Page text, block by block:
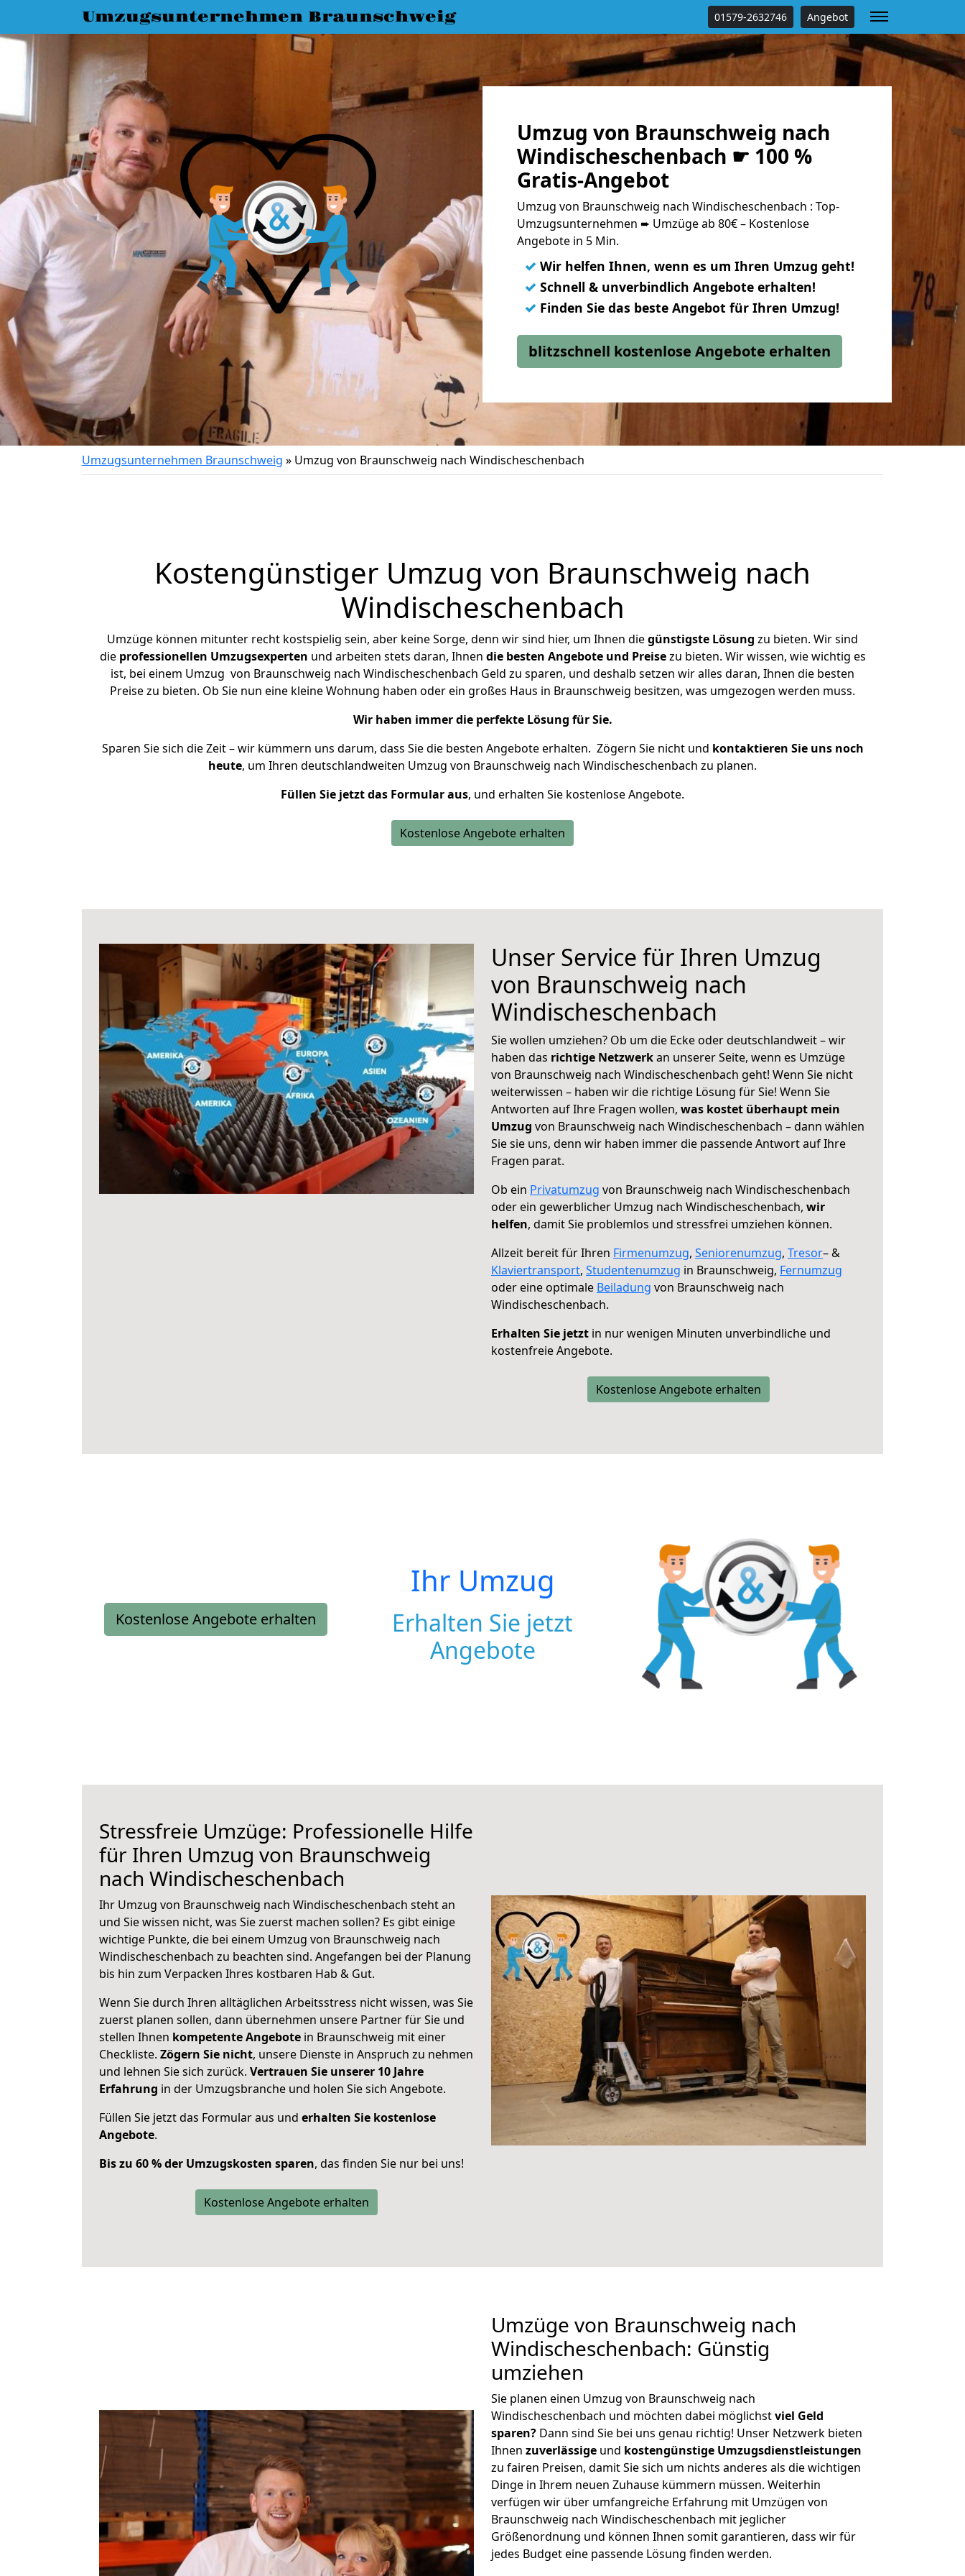
Umzugsunternehmen Braunschweig 01579-2632746 Angebot
Umzug von Braunschweig nach
Windischeschenbach ☛ 100 %
Gratis-Angebot
Umzug von Braunschweig nach Windischeschenbach : Top-
Umzugsunternehmen ➨ Umzüge ab 80€ – Kostenlose
Angebote in 5 Min.
✓ Wir helfen Ihnen, wenn es um Ihren Umzug geht!
✓ Schnell & unverbindlich Angebote erhalten!
✓ Finden Sie das beste Angebot für Ihren Umzug!
blitzschnell kostenlose Angebote erhalten
Umzugsunternehmen Braunschweig » Umzug von Braunschweig nach Windischeschenbach
Kostengünstiger Umzug von Braunschweig nach
Windischeschenbach
Umzüge können mitunter recht kostspielig sein, aber keine Sorge, denn wir sind hier, um Ihnen diegünstigste Lösung zu bieten. Wir sind
die professionellen Umzugsexperten und arbeiten stets daran, Ihnen die besten Angebote und Preisezu bieten. Wir wissen, wie wichtig es
ist, bei einem Umzug von Braunschweig nach Windischeschenbach Geld zu sparen, und deshalb setzen wir alles daran, Ihnen die besten
Preise zu bieten. Ob Sie nun eine kleine Wohnung haben oder ein großes Haus in Braunschweig besitzen, was umgezogen werden muss.
Wir haben immer die perfekte Lösung für Sie.
Sparen Sie sich die Zeit – wir kümmern uns darum, dass Sie die besten Angebote erhalten. Zögern Sie nicht und kontaktieren Sie uns noch
heute, um Ihren deutschlandweiten Umzug von Braunschweig nach Windischeschenbach zu planen.
Füllen Sie jetzt das Formular aus, und erhalten Sie kostenlose Angebote.
Kostenlose Angebote erhalten
Unser Service für Ihren Umzug
von Braunschweig nach
Windischeschenbach
Sie wollen umziehen? Ob um die Ecke oder deutschlandweit – wir
haben das richtige Netzwerkan unserer Seite, wenn es Umzüge
von Braunschweig nach Windischeschenbach geht! Wenn Sie nicht
weiterwissen – haben wir die richtige Lösung für Sie! Wenn Sie
Antworten auf Ihre Fragen wollen, was kostet überhaupt mein
Umzug von Braunschweig nach Windischeschenbach – dann wählen
Sie sie uns, denn wir haben immer die passende Antwort auf Ihre
Fragen parat.
Ob ein Privatumzug von Braunschweig nach Windischeschenbach
oder ein gewerblicher Umzug nach Windischeschenbach, wir
helfen, damit Sie problemlos und stressfrei umziehen können.
Allzeit bereit für Ihren Firmenumzug, Seniorenumzug, Tresor– &
Klaviertransport, Studentenumzug in Braunschweig, Fernumzug
oder eine optimale Beiladung von Braunschweig nach
Windischeschenbach.
Erhalten Sie jetzt in nur wenigen Minuten unverbindliche und
kostenfreie Angebote.
Kostenlose Angebote erhalten
Kostenlose Angebote erhalten
Ihr Umzug
Erhalten Sie jetzt
Angebote
Stressfreie Umzüge: Professionelle Hilfe
für Ihren Umzug von Braunschweig
nach Windischeschenbach
Ihr Umzug von Braunschweig nach Windischeschenbach steht an
und Sie wissen nicht, was Sie zuerst machen sollen? Es gibt einige
wichtige Punkte, die bei einem Umzug von Braunschweig nach
Windischeschenbach zu beachten sind. Angefangen bei der Planung
bis hin zum Verpacken Ihres kostbaren Hab & Gut.
Wenn Sie durch Ihren alltäglichen Arbeitsstress nicht wissen, was Sie
zuerst planen sollen, dann übernehmen unsere Partner für Sie und
stellen Ihnen kompetente Angebote in Braunschweig mit einer
Checkliste. Zögern Sie nicht, unsere Dienste in Anspruch zu nehmen
und lehnen Sie sich zurück. Vertrauen Sie unserer 10 Jahre
Erfahrung in der Umzugsbranche und holen Sie sich Angebote.
Füllen Sie jetzt das Formular aus und erhalten Sie kostenlose
Angebote.
Bis zu 60 % der Umzugskosten sparen, das finden Sie nur bei uns!
Kostenlose Angebote erhalten
Umzüge von Braunschweig nach
Windischeschenbach: Günstig
umziehen
Sie planen einen Umzug von Braunschweig nach
Windischeschenbach und möchten dabei möglichstviel Geld
sparen? Dann sind Sie bei uns genau richtig! Unser Netzwerk bieten
Ihnen zuverlässige und kostengünstige Umzugsdienstleistungen
zu fairen Preisen, damit Sie sich um nichts anderes als die wichtigen
Dinge in Ihrem neuen Zuhause kümmern müssen. Weiterhin
verfügen wir über umfangreiche Erfahrung mit Umzügen von
Braunschweig nach Windischeschenbach mit jeglicher
Größenordnung und können Ihnen somit garantieren, dass wir für
jedes Budget eine passende Lösung finden werden.